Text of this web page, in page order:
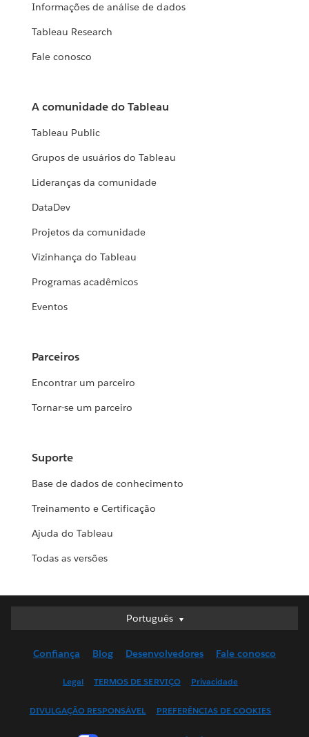
Informações de análise de dados
Tableau Research
Fale conosco
A comunidade do Tableau
Tableau Public
Grupos de usuários do Tableau
Lideranças da comunidade
DataDev
Projetos da comunidade
Vizinhança do Tableau
Programas acadêmicos
Eventos
Parceiros
Encontrar um parceiro
Tornar-se um parceiro
Suporte
Base de dados de conhecimento
Treinamento e Certificação
Ajuda do Tableau
Todas as versões
Português
Português
English (UK)
Français (Canada)
Confiança Blog Desenvolvedores Fale conosco
Legal TERMOS DE SERVIÇO Privacidade
DIVULGAÇÃO RESPONSÁVEL PREFERÊNCIAS DE COOKIES